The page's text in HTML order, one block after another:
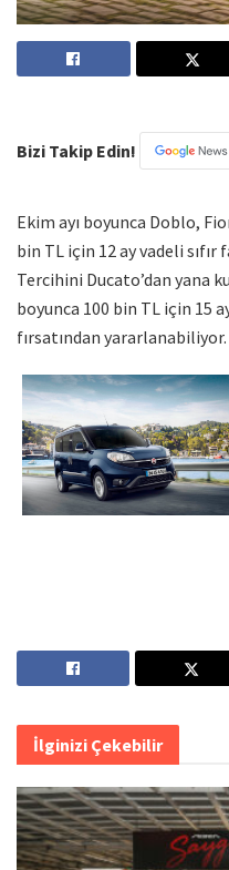
Bizi Takip Edin!
Ekim ayı boyunca Doblo,
bin TL için 12 ay vadeli
Tercihini Ducato’dan yana
boyunca 100 bin TL için 15
fırsatından yararlanabiliyor.
İlginizi Çekebilir